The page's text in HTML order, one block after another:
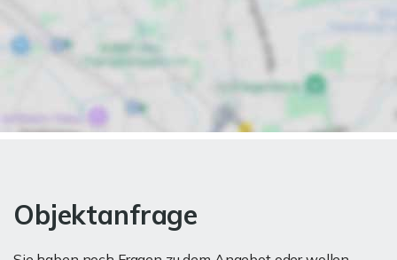
Objektanfrage